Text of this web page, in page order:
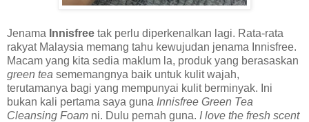
Jenama Innisfree tak perlu diperkenalkan lagi. Rata-rata
rakyat Malaysia memang tahu kewujudan jenama Innisfree.
Macam yang kita sedia maklum la, produk yang berasaskan
green tea sememangnya baik untuk kulit wajah,
terutamanya bagi yang mempunyai kulit berminyak. Ini
bukan kali pertama saya guna Innisfree Green Tea
Cleansing Foam ni. Dulu pernah guna. I love the fresh scent